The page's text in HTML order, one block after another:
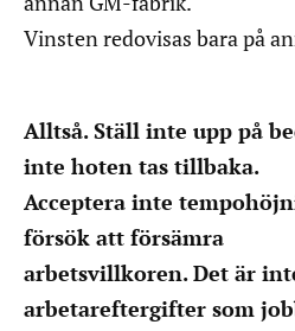
Vinsten redovisas bara på
Alltså. Ställ inte upp på
inte hoten tas tillbaka.
Acceptera inte
försök att försämra
arbetsvillkoren. Det är
arbetareftergifter som